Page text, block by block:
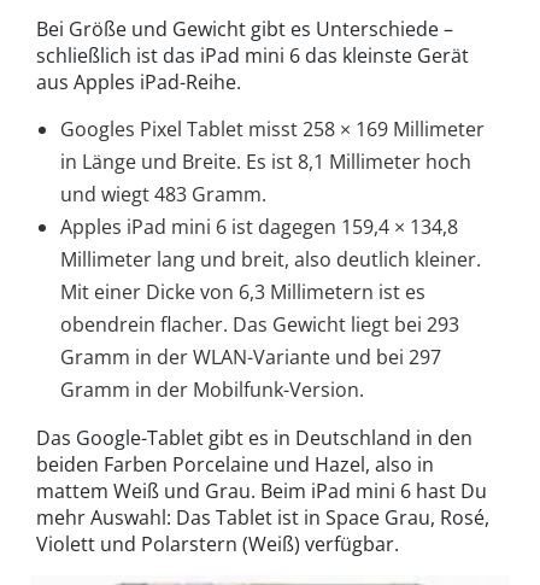
Bei Größe und Gewicht gibt es Unterschiede –
schließlich ist das iPad mini 6 das kleinste Gerät
aus Apples iPad-Reihe.
Googles Pixel Tablet misst 258 × 169 Millimeter
in Länge und Breite. Es ist 8,1 Millimeter hoch
und wiegt 483 Gramm.
Apples iPad mini 6 ist dagegen 159,4 × 134,8
Millimeter lang und breit, also deutlich kleiner.
Mit einer Dicke von 6,3 Millimetern ist es
obendrein flacher. Das Gewicht liegt bei 293
Gramm in der WLAN-Variante und bei 297
Gramm in der Mobilfunk-Version.
Das Google-Tablet gibt es in Deutschland in den
beiden Farben Porcelaine und Hazel, also in
mattem Weiß und Grau. Beim iPad mini 6 hast Du
mehr Auswahl: Das Tablet ist in Space Grau, Rosé,
Violett und Polarstern (Weiß) verfügbar.